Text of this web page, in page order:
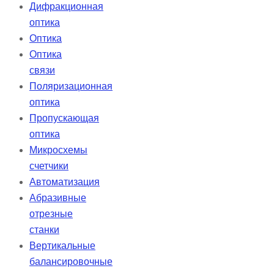
Дифракционная
оптика
Оптика
Оптика
связи
Поляризационная
оптика
Пропускающая
оптика
Микросхемы
счетчики
Автоматизация
Абразивные
отрезные
станки
Вертикальные
балансировочные